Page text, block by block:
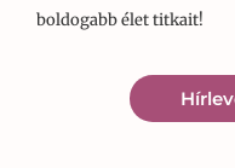
boldogabb élet titkait!